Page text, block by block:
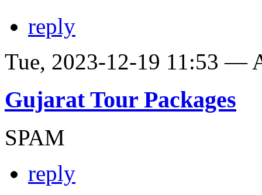
reply
Tue, 2023-12-19 11:53 —
Gujarat Tour Packages
SPAM
reply